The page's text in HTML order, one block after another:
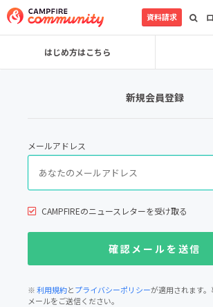
資料請求
はじめ方はこちら
新規会員登録
メールアドレス
CAMPFIREのニュースレターを受け取る
※利用規約とプライバシーポリシーが適用されます。
メールをご送信ください。